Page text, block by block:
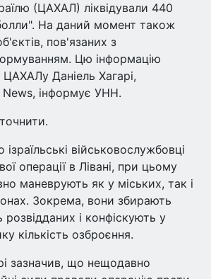
(ЦАХАЛ) ліквідували 440
На даний момент також
пов'язаних з
Цю інформацію
Даніель Хагарі,
News, інформує УНН.
військовослужбовці
операції в Лівані, при цьому
маневрують як у міських, так і
Зокрема, вони збирають
розвідданих і конфіскують у
кількість озброєння.
зазначив, що нещодавно